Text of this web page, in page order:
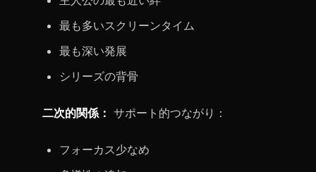
最も多いスクリーンタイム
最も深い発展
シリーズの背骨
二次的関係： サポート的つながり：
フォーカス少なめ